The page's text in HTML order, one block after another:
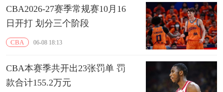
CBA2026-27赛季常规赛10月16
日开打 划分三个阶段
CBA 06-08 18:13
CBA本赛季共开出23张罚单 罚
款合计155.2万元